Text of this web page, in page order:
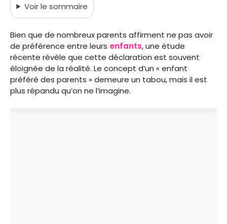
Voirle sommaire
Bien que de nombreux parents affirment ne pas avoir
de préférence entre leurs enfants, une étude
récente révèle que cette déclaration est souvent
éloignée de la réalité. Le concept d’un « enfant
préféré des parents » demeure un tabou, mais il est
plus répandu qu’on ne l’imagine.